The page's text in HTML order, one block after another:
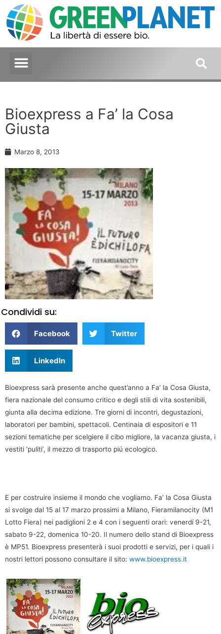
Bioexpress a Fa’ la Cosa
Giusta
Marzo 8, 2013
Condividi su:
Facebook Twitter
LinkedIn
Bioexpress sarà presente anche quest’anno a Fa’ la Cosa Giusta,
fiera nazionale del consumo critico e degli stili di vita sostenibili,
giunta alla decima edizione. Tre giorni di incontri, degustazioni,
laboratori per bambini, spettacoli. Centinaia di espositori e 11
sezioni tematiche per scelgiere il cibo migliore, la vacanza giusta, i
vestiti ‘puliti’, il mezzo di trasporto piú ecologico.
E per costruire insieme il mondo che vogliamo. Fa’ la Cosa Giusta
si svolge dal 15 al 17 marzo prossimi a Milano, Fieramilanocity (M1
Lotto Fiera) nei padiglioni 2 e 4 con i seguenti orari: venerdí 9-21,
sabato 9-22, domenica 10-20. Il numero dello stand di Bioexpress
è MP51. Bioexpress presenterà i suoi prodotti e servizi, per i quali i
nostri lettori possono consultare il sito: www.bioexpress.it